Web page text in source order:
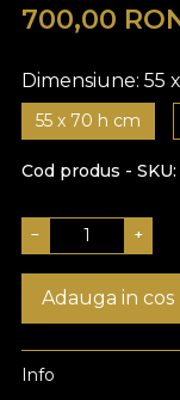
700,00
Dimensiune: 55
55 x 70 h cm
Cod produs - SKU
− +
Adauga in cos
Info